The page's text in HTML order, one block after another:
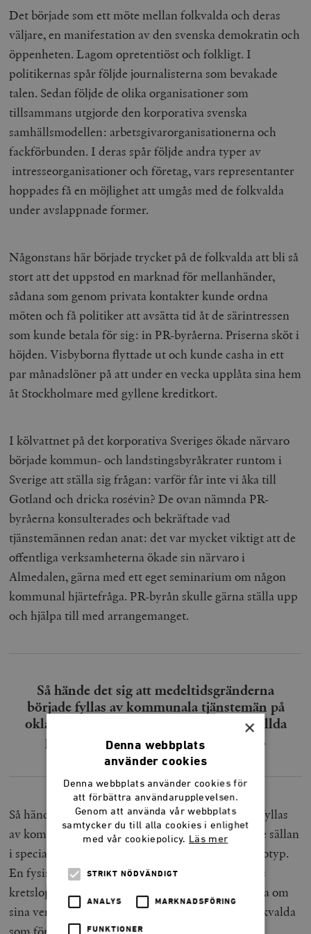
Det började som ett möte mellan folkvalda och deras
väljare, en manifestation av den svenska demokratin och
öppenheten. Lagom opretentiöst och folkligt. I
politikernas spår följde journalisterna som bevakade
talen. Sedan följde de olika organisationer som
tillsammans utgjorde den korporativa svenska
samhällsmodellen: arbetsgivarorganisationerna och
fackförbunden. I deras spår följde andra typer av
intresseorganisationer och företag, vars representanter
hoppades få en möjlighet att umgås med de folkvalda
under avslappnade former.
Någonstans här började trycket på de folkvalda att bli så
stort att det uppstod en marknad för mellanhänder,
sådana som genom privata kontakter kunde ordna
möten och få politiker att avsätta tid åt de särintressen
som kunde betala för sig: in PR-byråerna. Priserna sköt i
höjden. Visbyborna flyttade ut och kunde casha in ett
par månadslöner på att under en vecka upplåta sina hem
åt Stockholmare med gyllene kreditkort.
I kölvattnet på det korporativa Sveriges ökade närvaro
började kommun- och landstingsbyråkrater runtom i
Sverige att ställa sig frågan: varför får inte vi åka till
Gotland och dricka rosévin? De ovan nämnda PR-
byråerna konsulterades och bekräftade vad
tjänstemännen redan anat: det var mycket viktigt att de
offentliga verksamheterna ökade sin närvaro i
Almedalen, gärna med ett eget seminarium om någon
kommunal hjärtefråga. PR-byrån skulle gärna ställa upp
och hjälpa till med arrangemanget.
Så hände det sig att medeltidsgränderna
började fyllas av kommunala tjänstemän på
oklart uppdrag, inte sällan i specialbeställda
pikétröjor med kommunens logotyp.
Så hände det sig att medeltidsgränderna började fyllas
av kommunala tjänstemän på oklart uppdrag, inte sällan
i specialbeställda pikétröjor med kommunens logotyp.
En fysisk manifestation av den offentliga sektorns
kretslopp: tjänstemän på resa för att opinionsbilda om
sina verksamheters förträfflighet gentemot de folkvalda
×
Denna webbplats
använder cookies
Denna webbplats använder cookies för
att förbättra användarupplevelsen.
Genom att använda vår webbplats
samtycker du till alla cookies i enlighet
med vår cookiepolicy. Läs mer
STRIKT NÖDVÄNDIGT
ANALYS MARKNADSFÖRING
FUNKTIONER